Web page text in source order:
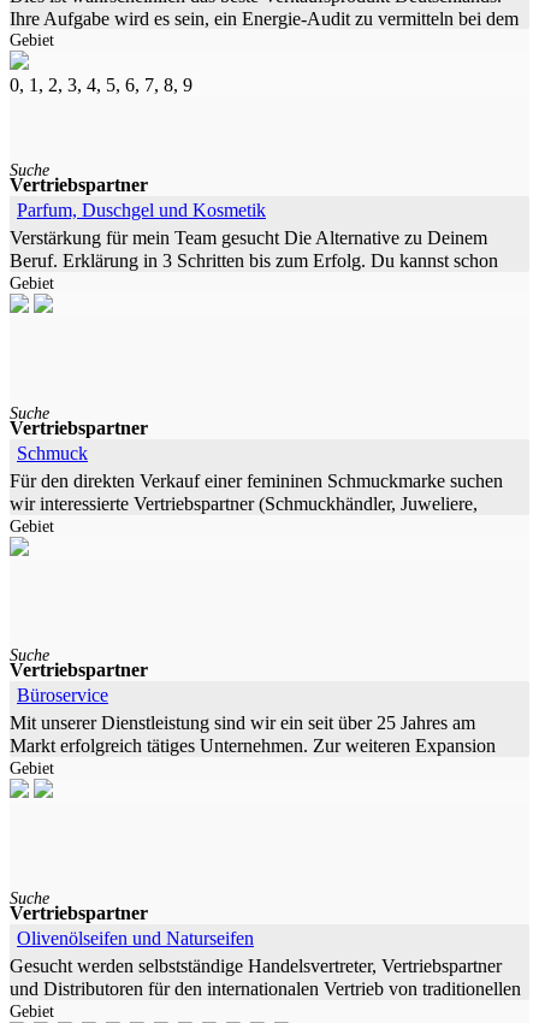
Ihre Aufgabe wird es sein, ein Energie-Audit zu vermitteln bei dem
der Kunde keinen Cent aus
Gebiet
0, 1, 2, 3, 4, 5, 6, 7, 8, 9
Suche
Vertriebspartner
Parfum, Duschgel und Kosmetik
Verstärkung für mein Team gesucht Die Alternative zu Deinem
Beruf. Erklärung in 3 Schritten bis zum Erfolg. Du kannst schon
nach ca.15 Minuten dein Leben
Gebiet
Suche
Vertriebspartner
Schmuck
Für den direkten Verkauf einer femininen Schmuckmarke suchen
wir interessierte Vertriebspartner (Schmuckhändler, Juweliere,
Boutiquen, Kaufhäuser etc.) in der
Gebiet
Suche
Vertriebspartner
Büroservice
Mit unserer Dienstleistung sind wir ein seit über 25 Jahres am
Markt erfolgreich tätiges Unternehmen. Zur weiteren Expansion
suchen wir Vertriebspartner und
Gebiet
Suche
Vertriebspartner
Olivenölseifen und Naturseifen
Gesucht werden selbstständige Handelsvertreter, Vertriebspartner
und Distributoren für den internationalen Vertrieb von traditionellen
Naturseifen
Gebiet